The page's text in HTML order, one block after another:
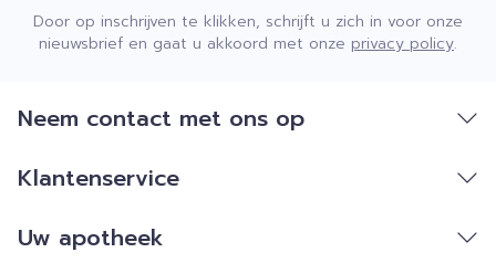
Door op inschrijven te klikken, schrijft u zich in voor onze
nieuwsbrief en gaat u akkoord met onze privacy policy.
Neem contact met ons op
Klantenservice
Uw apotheek